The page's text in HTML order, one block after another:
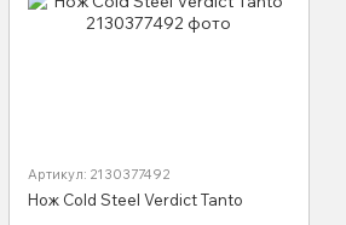
Артикул: 2130377492
Нож Cold Steel Verdict Tanto